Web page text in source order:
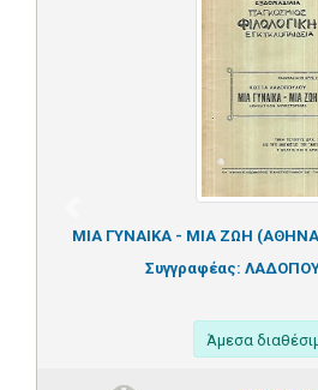
ΜΙΑ ΓΥΝΑΙΚΑ - ΜΙΑ ΖΩΗ
Συγγραφέας:
Άμεσα